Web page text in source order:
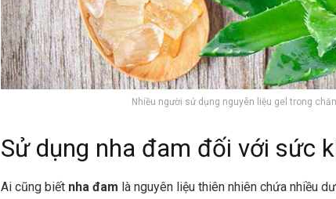
Nhiều người sử dụng nguyên liệu gel trong
Sử dụng nha đam đối với sức
Ai cũng biết nha đam là nguyên liệu thiên nhiên chứa nhiều